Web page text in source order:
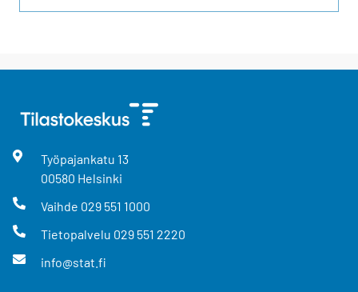
Työpajankatu 13
00580 Helsinki
Vaihde 029 551 1000
Tietopalvelu 029 551 2220
info@stat.fi